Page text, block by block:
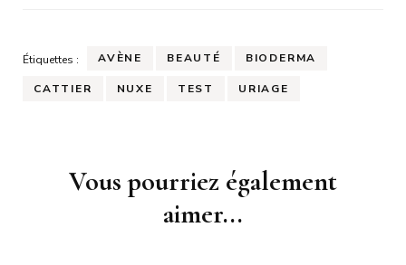
Étiquettes : AVÈNE BEAUTÉ BIODERMA
CATTIER NUXE TEST URIAGE
Navigation
Vous pourriez également
aimer...